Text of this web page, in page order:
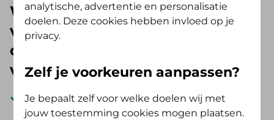
Wanneer je het door ons
verstuurde declaratieoverzicht
ontvangt, hangt af van de
verzendvoorkeur
Kies je voor een digitaal declaratieoverzicht? Wij
maken het declaratieoverzicht de werkdag
analytische, advertentie en personalisatie
doelen. Deze cookies hebben invloed op je
privacy.
Zelf je voorkeuren aanpassen?
Je bepaalt zelf voor welke doelen wij met
jouw toestemming cookies mogen plaatsen.